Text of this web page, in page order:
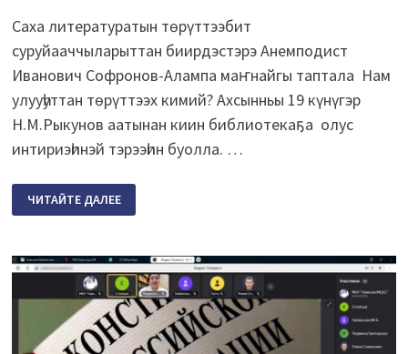
Саха литературатын төрүттээбит
суруйааччыларыттан биирдэстэрэ Анемподист
Иванович Софронов-Алампа маҥнайгы таптала Нам
улууһуттан төрүттээх кимий? Ахсынньы 19 күнүгэр
Н.М.Рыкунов аатынан киин библиотекаҕа олус
интириэһинэй тэрээһин буолла. …
ЭҤСИЭЛИ
КЭРЭ
КУОЛАРА
ЧИТАЙТЕ ДАЛЕЕ